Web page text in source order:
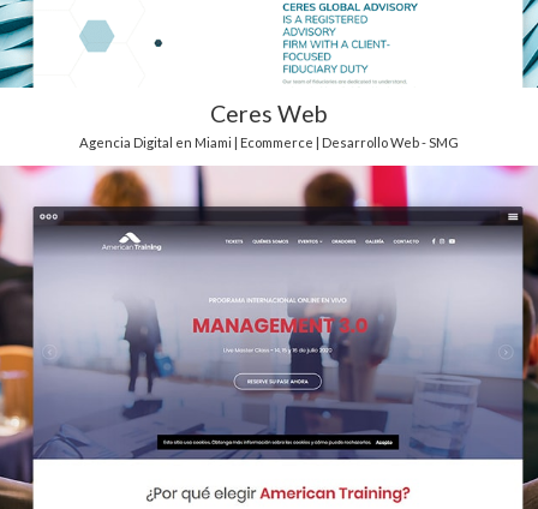
Ceres Web
Agencia Digital en Miami | Ecommerce | Desarrollo Web - SMG